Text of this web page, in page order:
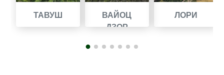
ВАЙОЦ
ДЗОР
ЛОРИ КОТАЙК